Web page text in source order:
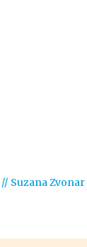
// Suzana